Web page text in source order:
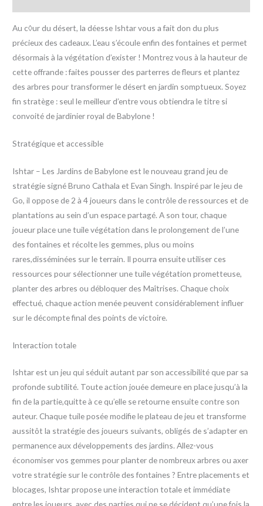
Au c◊ur du désert, la déesse Ishtar vous a fait don du plus
précieux des cadeaux. L’eau s’écoule enfin des fontaines et permet
désormais à la végétation d’exister ! Montrez vous à la hauteur de
cette offrande : faites pousser des parterres de fleurs et plantez
des arbres pour transformer le désert en jardin somptueux. Soyez
fin stratège : seul le meilleur d’entre vous obtiendra le titre si
convoité de jardinier royal de Babylone !
Stratégique et accessible
Ishtar – Les Jardins de Babylone est le nouveau grand jeu de
stratégie signé Bruno Cathala et Evan Singh. Inspiré par le jeu de
Go, il oppose de 2 à 4 joueurs dans le contrôle de ressources et de
plantations au sein d’un espace partagé. A son tour, chaque
joueur place une tuile végétation dans le prolongement de l’une
des fontaines et récolte les gemmes, plus ou moins
rares,disséminées sur le terrain. Il pourra ensuite utiliser ces
ressources pour sélectionner une tuile végétation prometteuse,
planter des arbres ou débloquer des Maîtrises. Chaque choix
effectué, chaque action menée peuvent considérablement influer
sur le décompte final des points de victoire.
Interaction totale
Ishtar est un jeu qui séduit autant par son accessibilité que par sa
profonde subtilité. Toute action jouée demeure en place jusqu’à la
fin de la partie,quitte à ce qu’elle se retourne ensuite contre son
auteur. Chaque tuile posée modifie le plateau de jeu et transforme
aussitôt la stratégie des joueurs suivants, obligés de s’adapter en
permanence aux développements des jardins. Allez-vous
économiser vos gemmes pour planter de nombreux arbres ou axer
votre stratégie sur le contrôle des fontaines ? Entre placements et
blocages, Ishtar propose une interaction totale et immédiate